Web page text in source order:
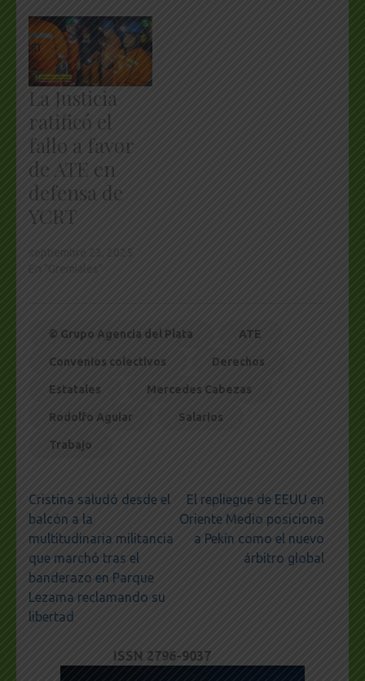
La Justicia
ratificó el
fallo a favor
de ATE en
defensa de
YCRT
© Grupo Agencia del Plata ATE
Convenios colectivos Derechos
Estatales Mercedes Cabezas
Rodolfo Aguiar Salarios
Trabajo
Navegación
de
entradas
Cristina saludó desde el
balcón a la
multitudinaria militancia
que marchó tras el
banderazo en Parque
Lezama reclamando su
libertad
El repliegue de EEUU en
Oriente Medio posiciona
a Pekín como el nuevo
árbitro global
ISSN 2796-9037